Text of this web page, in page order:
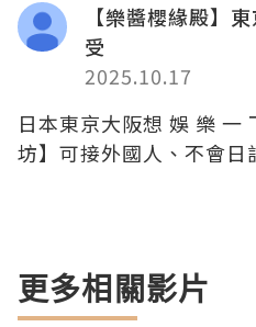
【樂醬櫻緣殿】
受
2025.10.17
日本東京大阪想 娛 樂 一
坊】可接外國人、不會日
更多相關影片